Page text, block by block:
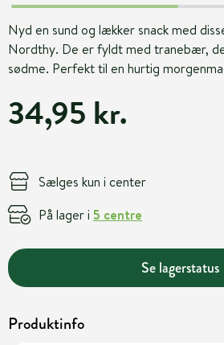
Nyd en sund og lækker snack med
Nordthy. De er fyldt med tranebær,
sødme. Perfekt til en hurtig
34,95 kr.
Sælges kun i center
På lager i 5 centre
Se lagerstatus
Produktinfo